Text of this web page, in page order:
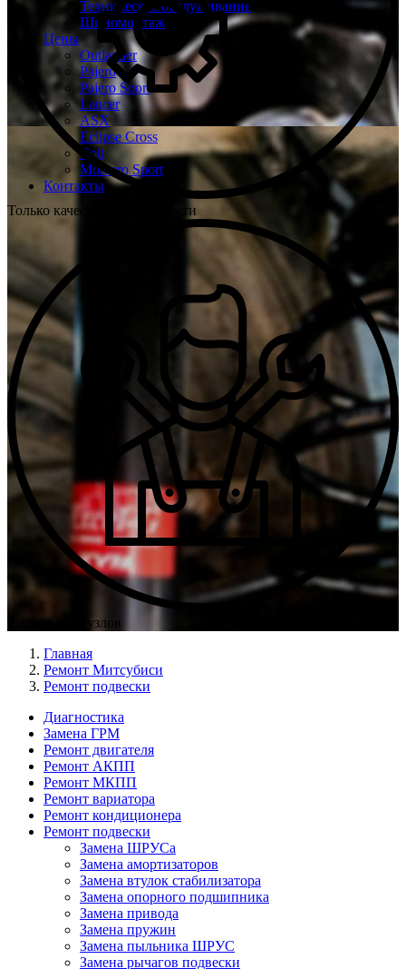
Техническое обслуживание
Шиномонтаж
Цены
Outlander
Pajero
Pajero Sport
Lancer
ASX
Eclipse Cross
Colt
Montero Sport
Контакты
Только качественные запчасти
Ремонт всех узлов
Главная
Ремонт Митсубиси
Ремонт подвески
Меню
Ремонт
слева
Диагностика
Замена ГРМ
Ремонт двигателя
Ремонт АКПП
Ремонт МКПП
Ремонт вариатора
Ремонт кондиционера
Ремонт подвески
Замена ШРУСа
Замена амортизаторов
Замена втулок стабилизатора
Замена опорного подшипника
Замена привода
Замена пружин
Замена пыльника ШРУС
Замена рычагов подвески